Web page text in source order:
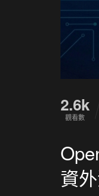
2.6k
觀看數
資